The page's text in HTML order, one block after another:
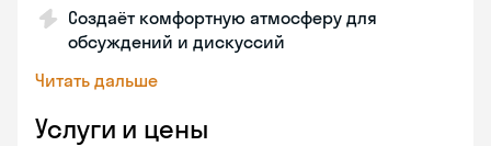
Создаёт комфортную атмосферу для
обсуждений и дискуссий
Читать дальше
Услуги и цены